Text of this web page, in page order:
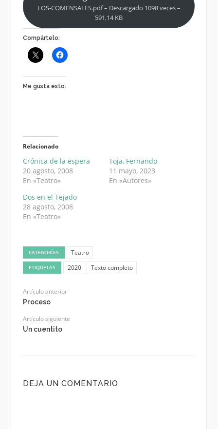
LOS-COMENSALES.pdf – Descargado 1098 veces –
591,14 KB
Compártelo:
Me gusta esto:
Relacionado
Crónica de la espera
20 agosto, 2008
En «Teatro»
Toja, Fernando
11 mayo, 2023
En «Autores»
Dos en el Tejado
28 agosto, 2008
En «Teatro»
CATEGORÍAS Teatro
ETIQUETAS 2020 Texto completo
Artículo anterior
Proceso
Artículo siguiente
Un cuentito
DEJA UN COMENTARIO